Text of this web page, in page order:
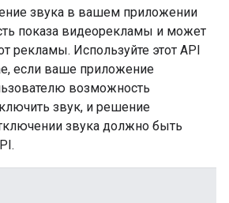
звука в вашем приложении
показа видеорекламы и может
рекламы. Используйте этот API
если ваше приложение
возможность
звук, и решение
звука должно быть